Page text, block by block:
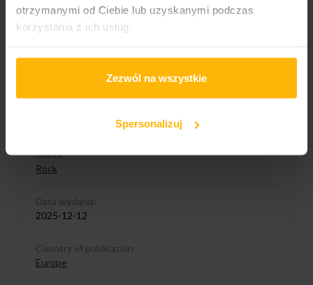
otrzymanymi od Ciebie lub uzyskanymi podczas
korzystania z ich usług.
Zezwól na wszystkie
Spersonalizuj
Wydawnictwo 1/2
Sony Music
Catalogue number:
Genre
Rock
Data wydania:
2025-12-12
Country of publication
Europe